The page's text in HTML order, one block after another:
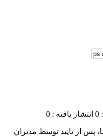
انتشار یافته : 0
از تایید توسط مدیران